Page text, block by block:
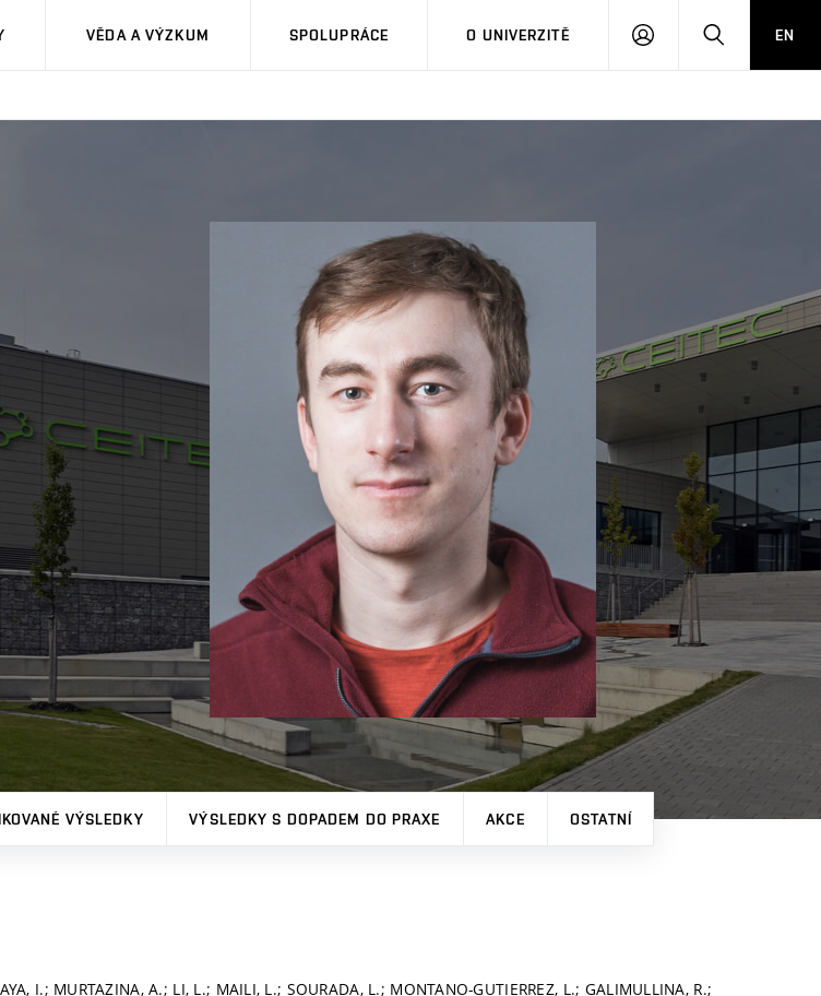
VĚDA A VÝZKUM SPOLUPRÁCE O UNIVERZITĚ
PŘIHLÁSIT HLEDATEN
VÝSLEDKY VÝSLEDKY S DOPADEM DO PRAXE AKCE OSTATNÍ
I.; MURTAZINA, A.; LI, L.; MAILI, L.; SOURADA, L.; MONTANO-GUTIERREZ, L.; GALIMULLINA, R.;